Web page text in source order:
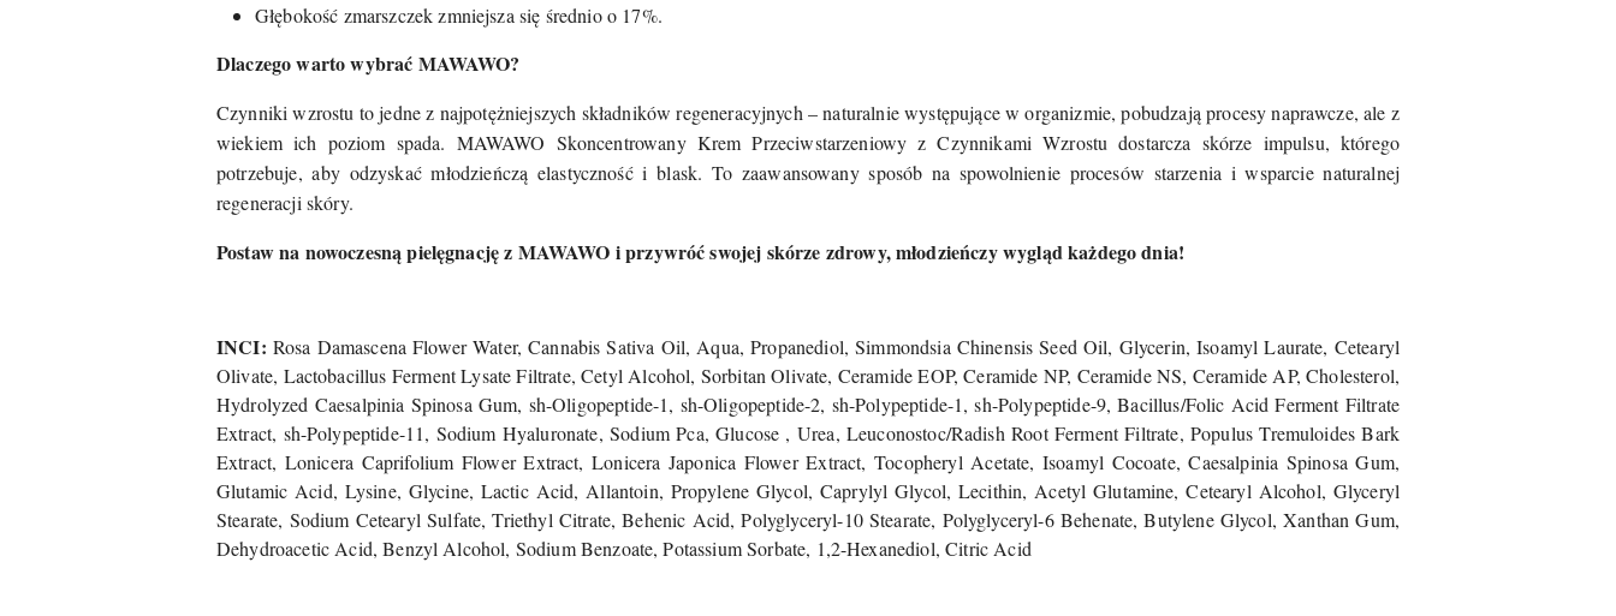
Głębokość zmarszczek zmniejsza się średnio o 17%.
Dlaczego warto wybrać MAWAWO?
Czynniki wzrostu to jedne z najpotężniejszych składników regeneracyjnych – naturalnie występujące w organizmie, pobudzają procesy naprawcze, ale z
wiekiem ich poziom spada. MAWAWO Skoncentrowany Krem Przeciwstarzeniowy z Czynnikami Wzrostu dostarcza skórze impulsu, którego
potrzebuje, aby odzyskać młodzieńczą elastyczność i blask. To zaawansowany sposób na spowolnienie procesów starzenia i wsparcie naturalnej
regeneracji skóry.
Postaw na nowoczesną pielęgnację z MAWAWO i przywróć swojej skórze zdrowy, młodzieńczy wygląd każdego dnia!
INCI: Rosa Damascena Flower Water, Cannabis Sativa Oil, Aqua, Propanediol, Simmondsia Chinensis Seed Oil, Glycerin, Isoamyl Laurate, Cetearyl
Olivate, Lactobacillus Ferment Lysate Filtrate, Cetyl Alcohol, Sorbitan Olivate, Ceramide EOP, Ceramide NP, Ceramide NS, Ceramide AP, Cholesterol,
Hydrolyzed Caesalpinia Spinosa Gum, sh-Oligopeptide-1, sh-Oligopeptide-2, sh-Polypeptide-1, sh-Polypeptide-9, Bacillus/Folic Acid Ferment Filtrate
Extract, sh-Polypeptide-11, Sodium Hyaluronate, Sodium Pca, Glucose , Urea, Leuconostoc/Radish Root Ferment Filtrate, Populus Tremuloides Bark
Extract, Lonicera Caprifolium Flower Extract, Lonicera Japonica Flower Extract, Tocopheryl Acetate, Isoamyl Cocoate, Caesalpinia Spinosa Gum,
Glutamic Acid, Lysine, Glycine, Lactic Acid, Allantoin, Propylene Glycol, Caprylyl Glycol, Lecithin, Acetyl Glutamine, Cetearyl Alcohol, Glyceryl
Stearate, Sodium Cetearyl Sulfate, Triethyl Citrate, Behenic Acid, Polyglyceryl-10 Stearate, Polyglyceryl-6 Behenate, Butylene Glycol, Xanthan Gum,
Dehydroacetic Acid, Benzyl Alcohol, Sodium Benzoate, Potassium Sorbate, 1,2-Hexanediol, Citric Acid